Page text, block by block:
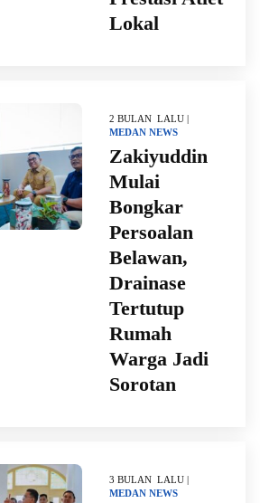
Lokal
2 BULAN LALU |
MEDAN NEWS
Zakiyuddin
Mulai
Bongkar
Persoalan
Belawan,
Drainase
Tertutup
Rumah
Warga Jadi
Sorotan
3 BULAN LALU |
MEDAN NEWS